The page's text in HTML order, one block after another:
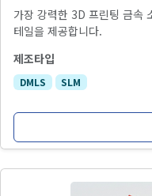
가장 강력한 3D 프린팅 금속
테일을 제공합니다.
제조타입
DMLS SLM